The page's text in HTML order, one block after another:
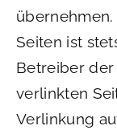
Seiten ist
Betreiber der
verlinkten
Verlinkung